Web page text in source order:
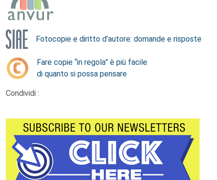
Fotocopie e diritto d’autore: domande e risposte
Fare copie “in regola” è più facile
di quanto si possa pensare
Condividi :